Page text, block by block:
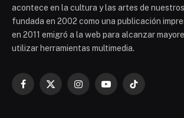
acontece en la cultura y las artes de
fundada en 2002 como una publicación
en 2011 emigró a la web para alcanzar
utilizar herramientas multimedia.
Facebook
X
InstagramYouTubeTikTok